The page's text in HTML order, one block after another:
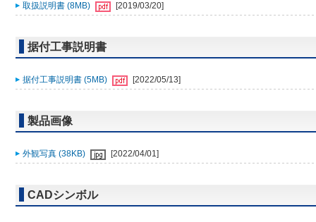
取扱説明書 (8MB) [2019/03/20]
据付工事説明書
据付工事説明書 (5MB) [2022/05/13]
製品画像
外観写真 (38KB) [2022/04/01]
CADシンボル